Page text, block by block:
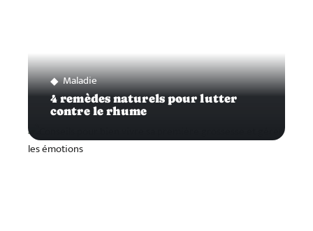
Maladie
4 remèdes naturels pour lutter
contre le rhume